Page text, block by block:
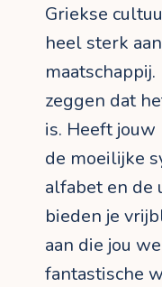
Griekse
heel sterk
zeggen dat
is. Heeft
de moeilijke
alfabet en de
bieden je
aan die jou
fantastische